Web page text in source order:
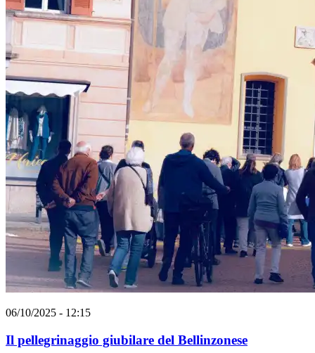
06/10/2025 - 12:15
Il pellegrinaggio giubilare del Bellinzonese